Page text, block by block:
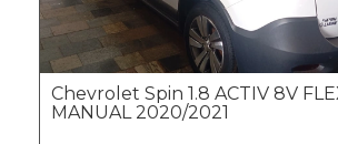
Chevrolet Spin 1.8 ACTIV 8V
MANUAL 2020/2021